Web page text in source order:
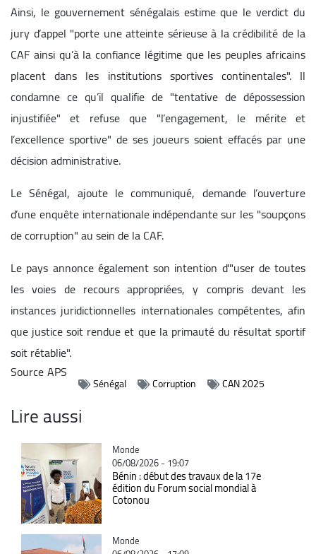
Ainsi, le gouvernement sénégalais estime que le verdict du
jury d’appel "porte une atteinte sérieuse à la crédibilité de la
CAF ainsi qu’à la confiance légitime que les peuples africains
placent dans les institutions sportives continentales". Il
condamne ce qu’il qualifie de "tentative de dépossession
injustifiée" et refuse que "l’engagement, le mérite et
l’excellence sportive" de ses joueurs soient effacés par une
décision administrative.
Le Sénégal, ajoute le communiqué, demande l’ouverture
d’une enquête internationale indépendante sur les "soupçons
de corruption" au sein de la CAF.
Le pays annonce également son intention d'"user de toutes
les voies de recours appropriées, y compris devant les
instances juridictionnelles internationales compétentes, afin
que justice soit rendue et que la primauté du résultat sportif
soit rétablie".
SourceAPS
Sénégal Corruption CAN 2025
Lire aussi
Catégorie
Monde
06/08/2026 - 19:07
Bénin : début des travaux de la 17e
édition du Forum social mondial à
Cotonou
Catégorie
Monde